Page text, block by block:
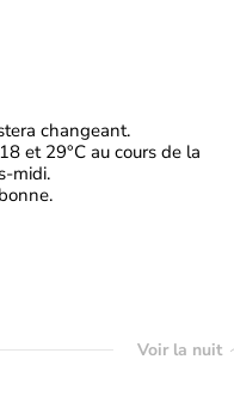
changeant.
et 29°C au cours de la
midi.
Voir la nuit